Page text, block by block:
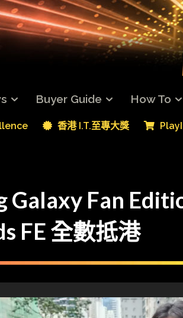
Buyer Guide How To
香港 I.T.至專大獎
Galaxy Fan
FE 全數抵港